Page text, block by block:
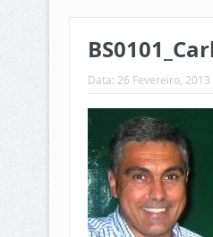
Data: 26 Fevereiro, 2013